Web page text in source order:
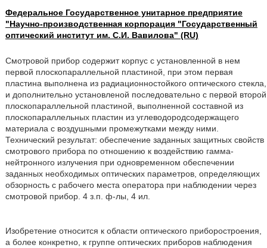
Федеральное Государственное унитарное предприятие
"Научно-производственная корпорация "Государственный
оптический институт им. С.И. Вавилова" (RU)
Смотровой прибор содержит корпус с установленной в нем
первой плоскопараллельной пластиной, при этом первая
пластина выполнена из радиационностойкого оптического стекла,
и дополнительно установленой последовательно с первой второй
плоскопараллельной пластиной, выполненной составной из
плоскопараллельных пластин из углеводородсодержащего
материала с воздушными промежутками между ними.
Технический результат: обеспечение заданных защитных свойств
смотрового прибора по отношению к воздействию гамма-
нейтронного излучения при одновременном обеспечении
заданных необходимых оптических параметров, определяющих
обзорность с рабочего места оператора при наблюдении через
смотровой прибор. 4 з.п. ф-лы, 4 ил.
Изобретение относится к области оптического приборостроения,
а более конкретно, к группе оптических приборов наблюдения